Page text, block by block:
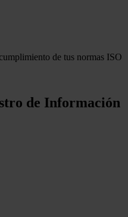
de tus normas ISO
de Información